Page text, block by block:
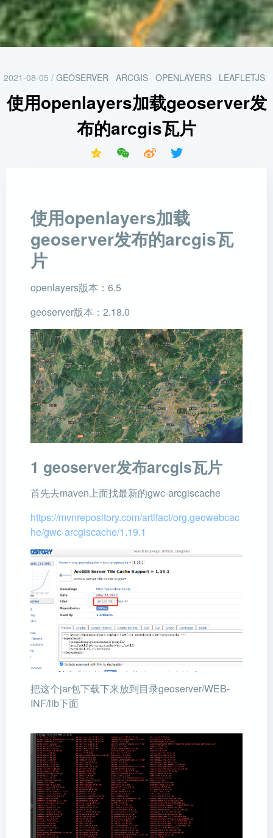
2021-08-05 / GEOSERVER ARCGIS OPENLAYERS LEAFLETJS
使用openlayers加载geoserver发
布的arcgis瓦片
使用openlayers加载
geoserver发布的arcgis瓦
片
openlayers版本：6.5
geoserver版本：2.18.0
1 geoserver发布arcgis瓦片
首先去maven上面找最新的gwc-arcgiscache
https://mvnrepository.com/artifact/org.geowebcac
he/gwc-arcgiscache/1.19.1
把这个jar包下载下来放到目录geoserver/WEB-
INF/lib下面